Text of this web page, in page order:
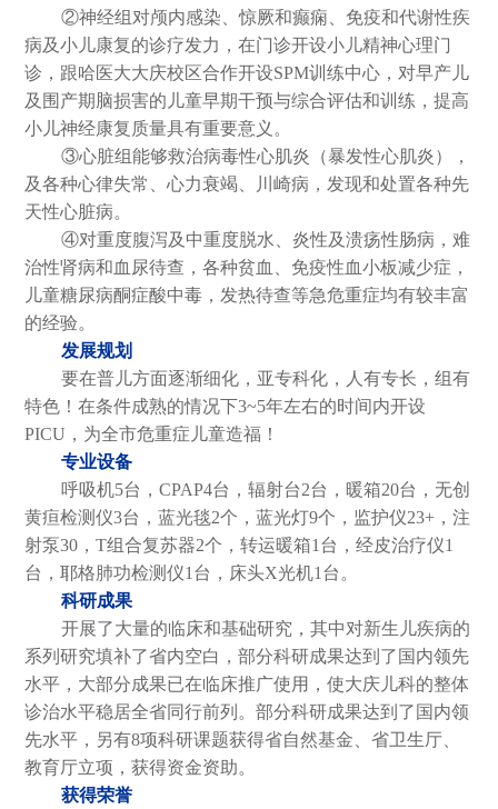
②神经组对颅内感染、惊厥和癫痫、免疫和代谢性疾
病及小儿康复的诊疗发力，在门诊开设小儿精神心理门
诊，跟哈医大大庆校区合作开设SPM训练中心，对早产儿
及围产期脑损害的儿童早期干预与综合评估和训练，提高
小儿神经康复质量具有重要意义。
③心脏组能够救治病毒性心肌炎（暴发性心肌炎），
及各种心律失常、心力衰竭、川崎病，发现和处置各种先
天性心脏病。
④对重度腹泻及中重度脱水、炎性及溃疡性肠病，难
治性肾病和血尿待查，各种贫血、免疫性血小板减少症，
儿童糖尿病酮症酸中毒，发热待查等急危重症均有较丰富
的经验。
发展规划
要在普儿方面逐渐细化，亚专科化，人有专长，组有
特色！在条件成熟的情况下3~5年左右的时间内开设
PICU，为全市危重症儿童造福！
专业设备
呼吸机5台，CPAP4台，辐射台2台，暖箱20台，无创
黄疸检测仪3台，蓝光毯2个，蓝光灯9个，监护仪23+，注
射泵30，T组合复苏器2个，转运暖箱1台，经皮治疗仪1
台，耶格肺功检测仪1台，床头X光机1台。
科研成果
开展了大量的临床和基础研究，其中对新生儿疾病的
系列研究填补了省内空白，部分科研成果达到了国内领先
水平，大部分成果已在临床推广使用，使大庆儿科的整体
诊治水平稳居全省同行前列。部分科研成果达到了国内领
先水平，另有8项科研课题获得省自然基金、省卫生厅、
教育厅立项，获得资金资助。
获得荣誉